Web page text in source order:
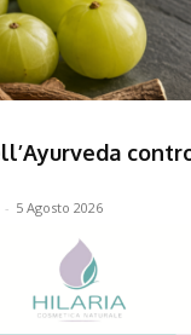
- 5 Agosto 2026